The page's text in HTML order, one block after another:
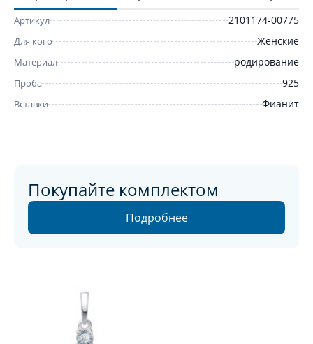
Артикул 2101174-00775
Для кого Женские
Материал родирование
Проба 925
Вставки Фианит
Покупайте комплектом
Подробнее